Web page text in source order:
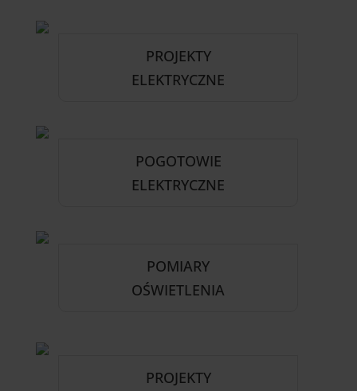
PROJEKTY
ELEKTRYCZNE
POGOTOWIE
ELEKTRYCZNE
POMIARY
OŚWIETLENIA
PROJEKTY